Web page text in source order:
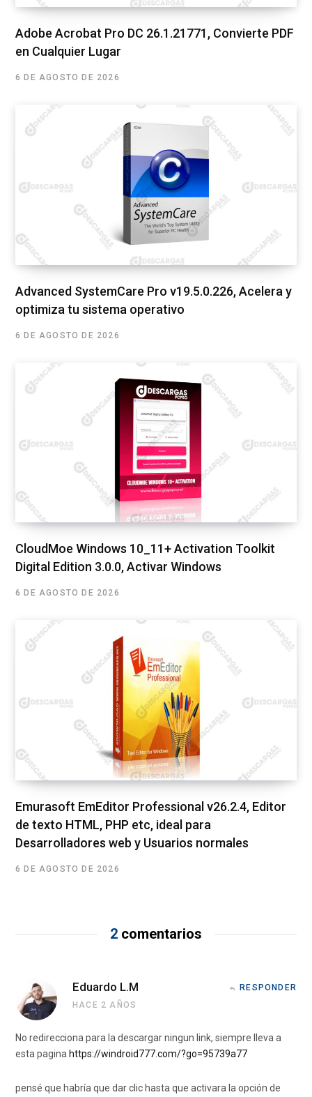
Adobe Acrobat Pro DC 26.1.21771, Convierte PDF
en Cualquier Lugar
6 DE AGOSTO DE 2026
Advanced SystemCare Pro v19.5.0.226, Acelera y
optimiza tu sistema operativo
6 DE AGOSTO DE 2026
CloudMoe Windows 10_11+ Activation Toolkit
Digital Edition 3.0.0, Activar Windows
6 DE AGOSTO DE 2026
Emurasoft EmEditor Professional v26.2.4, Editor
de texto HTML, PHP etc, ideal para
Desarrolladores web y Usuarios normales
6 DE AGOSTO DE 2026
2 comentarios
Eduardo L.M
HACE 2 AÑOS
RESPONDER
No redirecciona para la descargar ningun link, siempre lleva a
esta pagina https://windroid777.com/?go=95739a77
pensé que habría que dar clic hasta que activara la opción de